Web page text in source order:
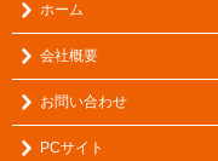
ホーム
会社概要
お問い合わせ
PCサイト